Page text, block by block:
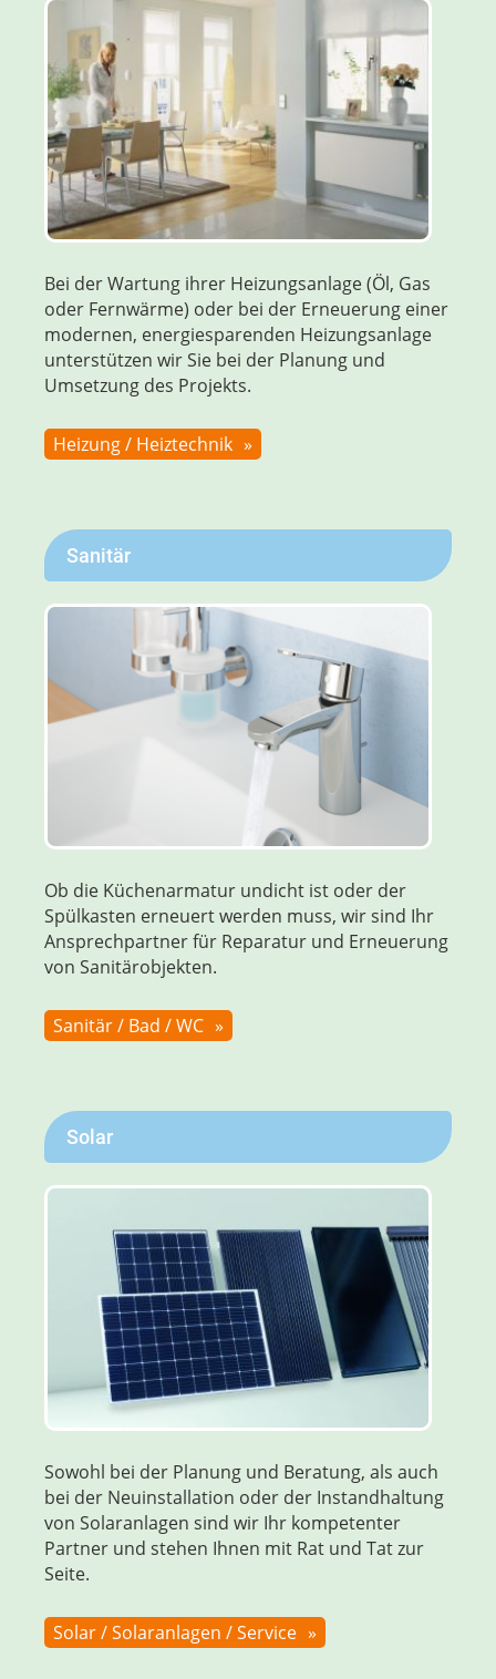
Bei der Wartung ihrer Heizungsanlage (Öl, Gas
oder Fernwärme) oder bei der Erneuerung einer
modernen, energie­sparenden Heizungs­anlage
unter­stützen wir Sie bei der Planung und
Umsetzung des Projekts.
Heizung / Heiztechnik
Sanitär
Ob die Küchenarmatur undicht ist oder der
Spül­kasten erneuert werden muss, wir sind Ihr
Ansprech­partner für Reparatur und Erneuerung
von Sanitärobjekten.
Sanitär / Bad / WC
Solar
Sowohl bei der Planung und Beratung, als auch
bei der Neuinstallation oder der Instand­haltung
von Solar­anlagen sind wir Ihr kompetenter
Partner und stehen Ihnen mit Rat und Tat zur
Seite.
Solar / Solaranlagen / Service